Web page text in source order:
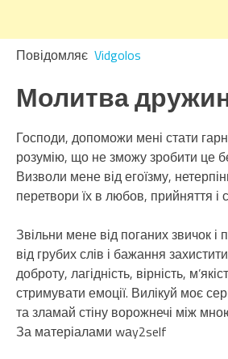
Повідомляє Vidgolos
Молитва
Господи, допоможи мені стати
розумію, що не зможу зробити це
Визволи мене від егоїзму,
перетвори їх в любов, прийняття і
Звільни мене від поганих звичок і
від грубих слів і бажання
доброту, лагідність, вірність,
стримувати емоції. Вилікуй моє
та зламай стіну ворожнечі між
За матеріалами wаy2self